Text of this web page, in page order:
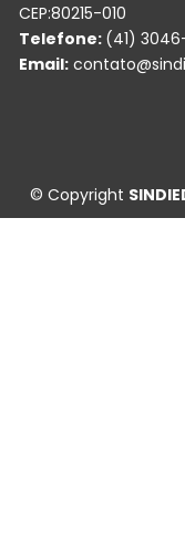
CEP:80215-010
Telefone: (41)
Email:
© Copyright